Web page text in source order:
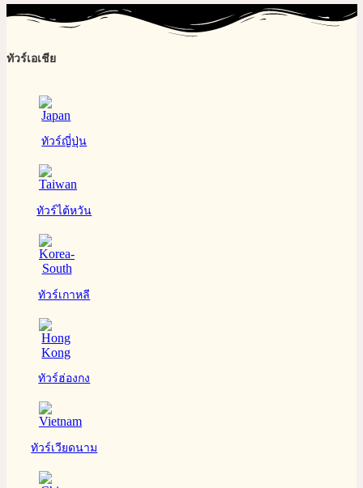
ทัวร์เอเชีย
ทัวร์ญี่ปุ่น
ทัวร์ไต้หวัน
ทัวร์เกาหลี
ทัวร์ฮ่องกง
ทัวร์เวียดนาม